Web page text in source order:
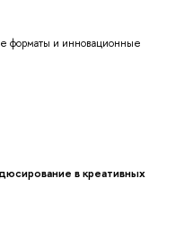
форматы и инновационные
в креативных